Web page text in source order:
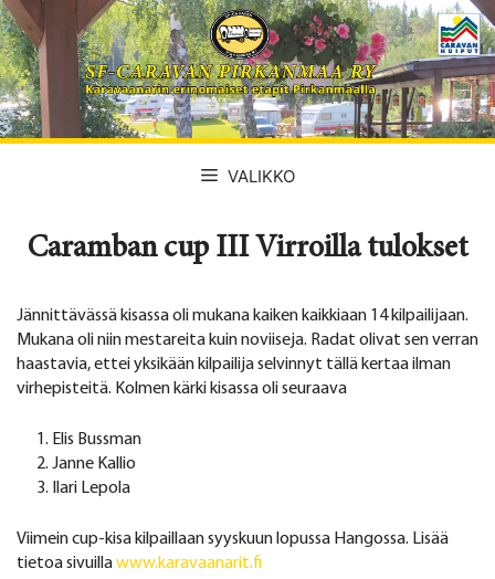
Siirry
sisältöön
VALIKKO
Caramban cup III Virroilla tulokset
Jännittävässä kisassa oli mukana kaiken kaikkiaan 14 kilpailijaan.
Mukana oli niin mestareita kuin noviiseja. Radat olivat sen verran
haastavia, ettei yksikään kilpailija selvinnyt tällä kertaa ilman
virhepisteitä. Kolmen kärki kisassa oli seuraava
Elis Bussman
Janne Kallio
Ilari Lepola
Viimein cup-kisa kilpaillaan syyskuun lopussa Hangossa. Lisää
tietoa sivuillawww.karavaanarit.fi